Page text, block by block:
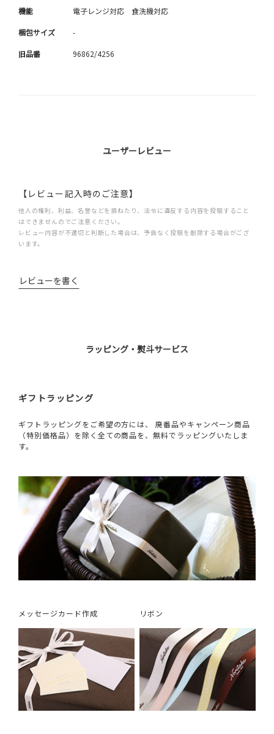
機能 電子レンジ対応 食洗機対応
梱包サイズ -
旧品番 96862/4256
ユーザーレビュー
【レビュー記入時のご注意】
他人の権利、利益、名誉などを損ねたり、法令に違反する内容を投稿すること
はできませんのでご注意ください。
レビュー内容が不適切と判断した場合は、予告なく投稿を削除する場合がござ
います。
レビューを書く
ラッピング・熨斗サービス
ギフトラッピング
ギフトラッピングをご希望の方には、 廃番品やキャンペーン商品
（特別価格品）を除く全ての商品を、無料でラッピングいたしま
す。
メッセージカード作成 リボン